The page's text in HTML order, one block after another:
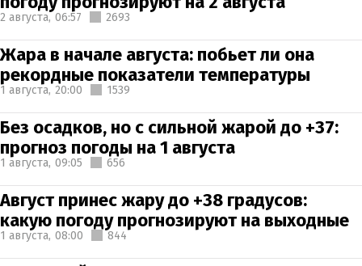
2 августа, 06:57 2693
Жара в начале августа: побьет ли она
рекордные показатели температуры
1 августа, 20:00 1539
Без осадков, но с сильной жарой до +37:
прогноз погоды на 1 августа
1 августа, 09:05 656
Август принес жару до +38 градусов:
какую погоду прогнозируют на выходные
1 августа, 08:00 844